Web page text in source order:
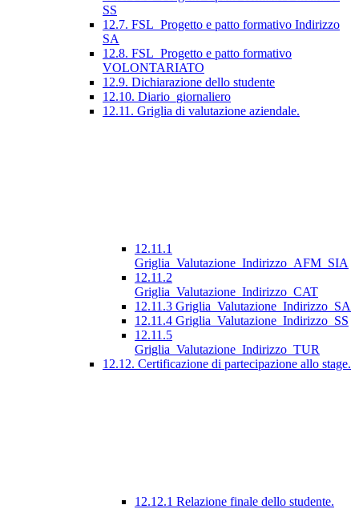
SS
12.7. FSL_Progetto e patto formativo Indirizzo
SA
12.8. FSL_Progetto e patto formativo
VOLONTARIATO
12.9. Dichiarazione dello studente
12.10. Diario_giornaliero
12.11. Griglia di valutazione aziendale.
12.11.1
Griglia_Valutazione_Indirizzo_AFM_SIA
12.11.2
Griglia_Valutazione_Indirizzo_CAT
12.11.3 Griglia_Valutazione_Indirizzo_SA
12.11.4 Griglia_Valutazione_Indirizzo_SS
12.11.5
Griglia_Valutazione_Indirizzo_TUR
12.12. Certificazione di partecipazione allo stage.
12.12.1 Relazione finale dello studente.